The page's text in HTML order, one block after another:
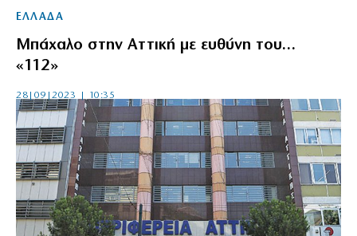
ΕΛΛΑΔΑ
Μπάχαλο στην Αττική με ευθύνη του…
«112»
28|09|2023 | 10:35